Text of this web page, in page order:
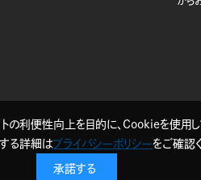
トの利便性向上を目的に、Cookieを使用し
る詳細はプライバシーポリシーをご確認
承諾する